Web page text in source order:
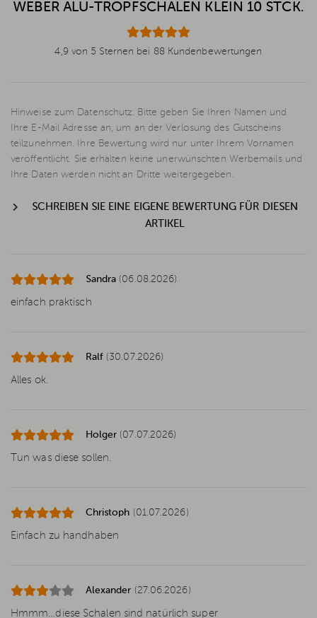
WEBER ALU-TROPFSCHALEN KLEIN 10 STCK.
4,9 von 5 Sternen bei 88 Kundenbewertungen
Hinweise zum Datenschutz: Bitte geben Sie Ihren Namen und
Ihre E-Mail Adresse an, um an der Verlosung des Gutscheins
teilzunehmen. Ihre Bewertung wird nur unter Ihrem Vornamen
veröffentlicht. Sie erhalten keine unerwünschten Werbemails und
Ihre Daten werden nicht an Dritte weitergegeben.
SCHREIBEN SIE EINE EIGENE BEWERTUNG FÜR DIESEN
ARTIKEL
Sandra (06.08.2026)
einfach praktisch
Ralf (30.07.2026)
Alles ok.
Holger (07.07.2026)
Tun was diese sollen.
Christoph (01.07.2026)
Einfach zu handhaben
Alexander (27.06.2026)
Hmmm…diese Schalen sind natürlich super